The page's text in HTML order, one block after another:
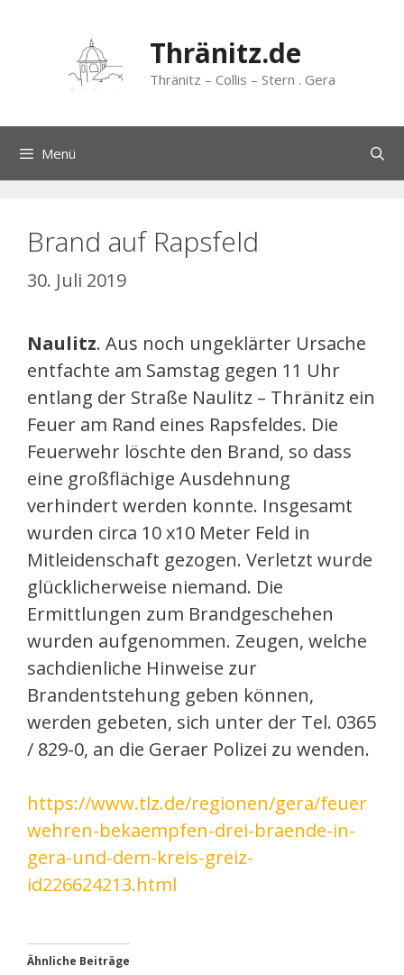
springen
Thränitz.de
Thränitz – Collis – Stern . Gera
Menü
Brand auf Rapsfeld
30. Juli 2019
Naulitz. Aus noch ungeklärter Ursache
entfachte am Samstag gegen 11 Uhr
entlang der Straße Naulitz – Thränitz ein
Feuer am Rand eines Rapsfeldes. Die
Feuerwehr löschte den Brand, so dass
eine großflächige Ausdehnung
verhindert werden konnte. Insgesamt
wurden circa 10 x10 Meter Feld in
Mitleidenschaft gezogen. Verletzt wurde
glücklicherweise niemand. Die
Ermittlungen zum Brandgeschehen
wurden aufgenommen. Zeugen, welche
sachdienliche Hinweise zur
Brandentstehung geben können,
werden gebeten, sich unter der Tel. 0365
/ 829-0, an die Geraer Polizei zu wenden.
https://www.tlz.de/regionen/gera/feuer
wehren-bekaempfen-drei-braende-in-
gera-und-dem-kreis-greiz-
id226624213.html
Ähnliche Beiträge